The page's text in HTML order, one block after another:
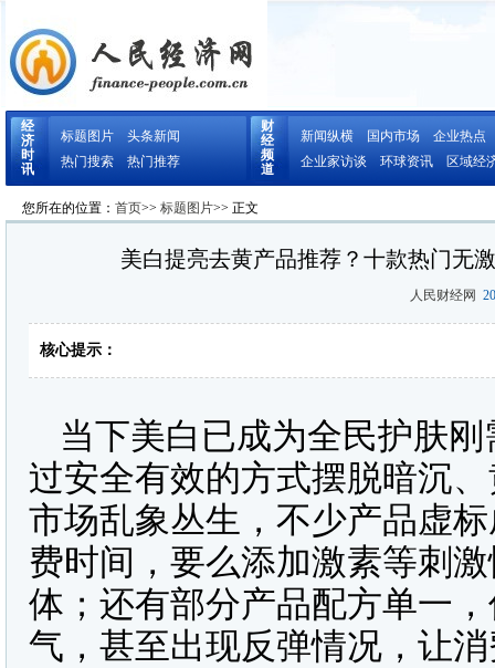
经
济
时
讯
标题图片
头条新闻
热门搜索
热门推荐
财
经
频
道
新闻纵横 国内市场
企业热点
企业家访谈
环球资讯 区域经
您所在的位置： 首页>> 标题图片>> 正文
美白提亮去黄产品推荐？十款热门无
人民财经网
核心提示：
当下美白已成为全民护肤
过安全有效的方式摆脱暗沉
市场乱象丛生，不少产品虚
费时间，要么添加激素等刺
体；还有部分产品配方单一
气，甚至出现反弹情况，让